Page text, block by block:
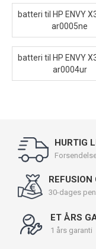
batteri til HP ENVY
ar0005ne
batteri til HP ENVY
ar0004ur
HURTIG
30-dages
ET ÅRS
1 års garanti